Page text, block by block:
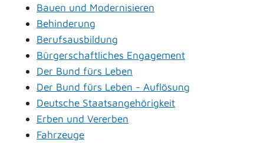
Bauen und Modernisieren
Behinderung
Berufsausbildung
Bürgerschaftliches Engagement
Der Bund fürs Leben
Der Bund fürs Leben - Auflösung
Deutsche Staatsangehörigkeit
Erben und Vererben
Fahrzeuge